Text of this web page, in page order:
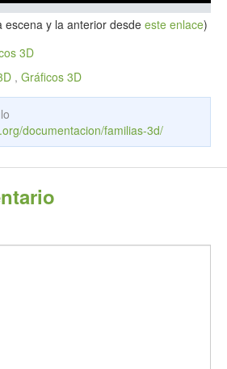
escena y la anterior desde este enlace)
3D
, Gráficos 3D
documentacion/familias-3d/